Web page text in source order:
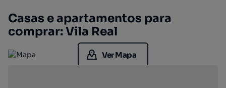
Casas e apartamentos para
comprar: Vila Real
Ver Mapa